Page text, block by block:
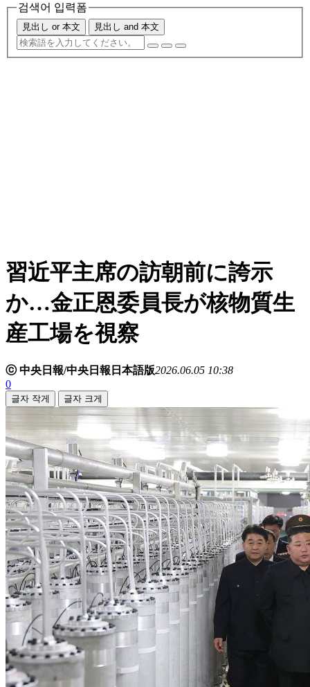
검색어 입력폼
見出し or 本文 見出し and 本文
習近平主席の訪朝前に誇示
か…金正恩委員長が核物質生
産工場を視察
ⓒ 中央日報/中央日報日本語版2026.06.05 10:38
0
글자 작게 글자 크게